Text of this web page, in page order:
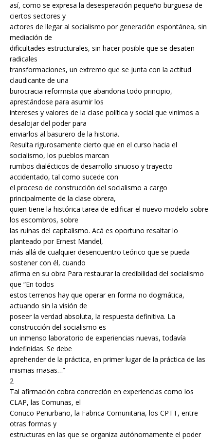
así, como se expresa la desesperación pequeño burguesa de
ciertos sectores y
actores de llegar al socialismo por generación espontánea, sin
mediación de
dificultades estructurales, sin hacer posible que se desaten
radicales
transformaciones, un extremo que se junta con la actitud
claudicante de una
burocracia reformista que abandona todo principio,
aprestándose para asumir los
intereses y valores de la clase política y social que vinimos a
desalojar del poder para
enviarlos al basurero de la historia.
Resulta rigurosamente cierto que en el curso hacia el
socialismo, los pueblos marcan
rumbos dialécticos de desarrollo sinuoso y trayecto
accidentado, tal como sucede con
el proceso de construcción del socialismo a cargo
principalmente de la clase obrera,
quien tiene la histórica tarea de edificar el nuevo modelo sobre
los escombros, sobre
las ruinas del capitalismo. Acá es oportuno resaltar lo
planteado por Ernest Mandel,
más allá de cualquier desencuentro teórico que se pueda
sostener con él, cuando
afirma en su obra Para restaurar la credibilidad del socialismo
que “En todos
estos terrenos hay que operar en forma no dogmática,
actuando sin la visión de
poseer la verdad absoluta, la respuesta definitiva. La
construcción del socialismo es
un inmenso laboratorio de experiencias nuevas, todavía
indefinidas. Se debe
aprehender de la práctica, en primer lugar de la práctica de las
mismas masas…”
2
Tal afirmación cobra concreción en experiencias como los
CLAP, las Comunas, el
Conuco Periurbano, la Fabrica Comunitaria, los CPTT, entre
otras formas y
estructuras en las que se organiza autónomamente el poder